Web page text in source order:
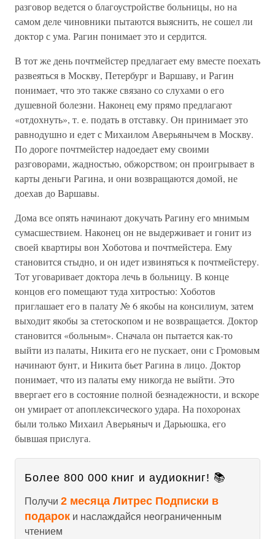
разговор ведется о благоустройстве больницы, но на
самом деле чиновники пытаются выяснить, не сошел ли
доктор с ума. Рагин понимает это и сердится.
В тот же день почтмейстер предлагает ему вместе поехать
развеяться в Москву, Петербург и Варшаву, и Рагин
понимает, что это также связано со слухами о его
душевной болезни. Наконец ему прямо предлагают
«отдохнуть», т. е. подать в отставку. Он принимает это
равнодушно и едет с Михаилом Аверьянычем в Москву.
По дороге почтмейстер надоедает ему своими
разговорами, жадностью, обжорством; он проигрывает в
карты деньги Рагина, и они возвращаются домой, не
доехав до Варшавы.
Дома все опять начинают докучать Рагину его мнимым
сумасшествием. Наконец он не выдерживает и гонит из
своей квартиры вон Хоботова и почтмейстера. Ему
становится стыдно, и он идет извиняться к почтмейстеру.
Тот уговаривает доктора лечь в больницу. В конце
концов его помещают туда хитростью: Хоботов
приглашает его в палату № 6 якобы на консилиум, затем
выходит якобы за стетоскопом и не возвращается. Доктор
становится «больным». Сначала он пытается как-то
выйти из палаты, Никита его не пускает, они с Громовым
начинают бунт, и Никита бьет Рагина в лицо. Доктор
понимает, что из палаты ему никогда не выйти. Это
ввергает его в состояние полной безнадежности, и вскоре
он умирает от апоплексического удара. На похоронах
были только Михаил Аверьяныч и Дарьюшка, его
бывшая прислуга.
Более 800 000 книг и аудиокниг! 📚
Получи 2 месяца Литрес Подписки в
подарок и наслаждайся неограниченным
чтением